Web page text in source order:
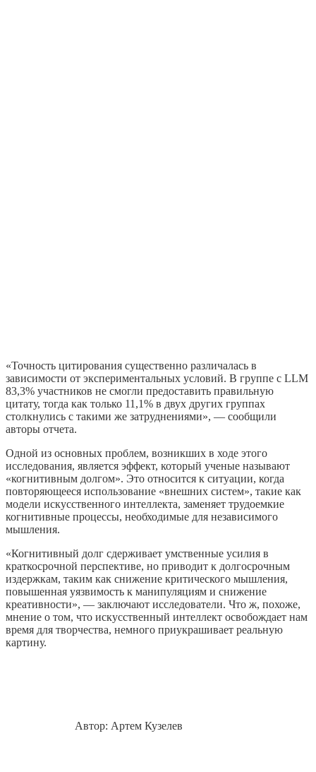
«Точность цитирования существенно различалась в
зависимости от экспериментальных условий. В группе с LLM
83,3% участников не смогли предоставить правильную
цитату, тогда как только 11,1% в двух других группах
столкнулись с такими же затруднениями», — сообщили
авторы отчета.
Одной из основных проблем, возникших в ходе этого
исследования, является эффект, который ученые называют
«когнитивным долгом». Это относится к ситуации, когда
повторяющееся использование «внешних систем», такие как
модели искусственного интеллекта, заменяет трудоемкие
когнитивные процессы, необходимые для независимого
мышления.
«Когнитивный долг сдерживает умственные усилия в
краткосрочной перспективе, но приводит к долгосрочным
издержкам, таким как снижение критического мышления,
повышенная уязвимость к манипуляциям и снижение
креативности», — заключают исследователи. Что ж, похоже,
мнение о том, что искусственный интеллект освобождает нам
время для творчества, немного приукрашивает реальную
картину.
Автор: Артем Кузелев